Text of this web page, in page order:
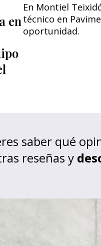
en
En Montiel
técnico en
oportunidad.
saber qué
reseñas y